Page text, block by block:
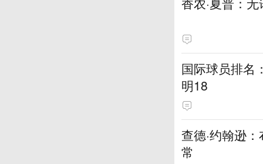
国际球员排名
明18
查德·约翰逊
常